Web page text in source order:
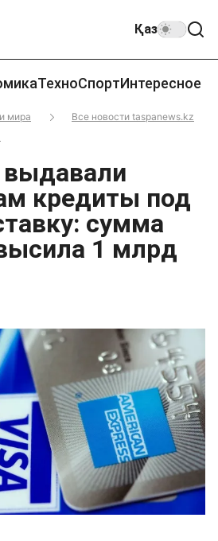
Қаз
ТехноСпортИнтересное
мира
Все новости taspanews.kz
кредиты под
сумма
1 млрд